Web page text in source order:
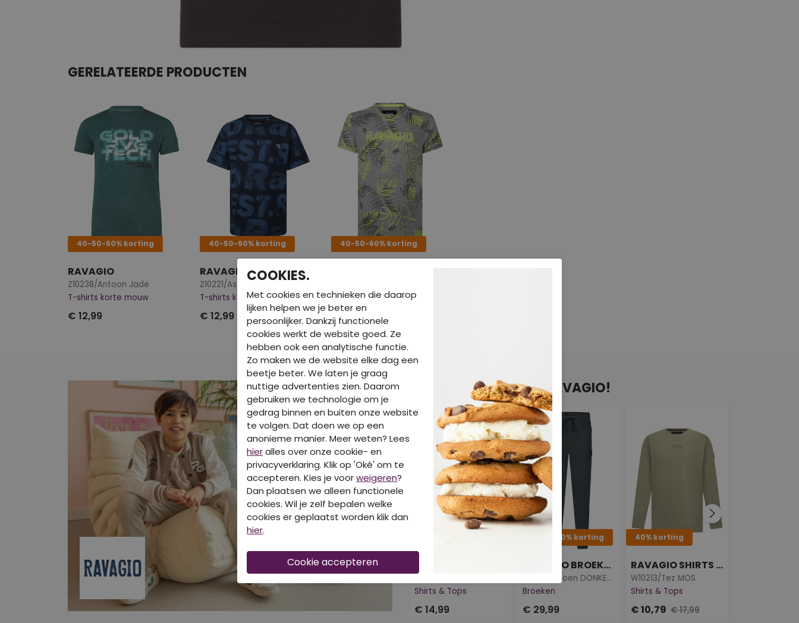
GERELATEERDE PRODUCTEN
40-50-60% korting
RAVAGIO
Z10238/Antoon Jade
T-shirts korte mouw
€ 12,99
40-50-60% korting
RAVAGIO
Z10221/Ash marine
T-shirts korte mouw
€ 12,99
40-50-60% korting
T-shirts korte mouw
€ 12,99
DIT IS OOK LEUK VAN RAVAGIO!
Shirts & Tops
€ 14,99
40-50-60% korting
RAVAGIO BROEKEN
Z10234/Asoen DONKER GROEN
Broeken
€ 29,99
40% korting
RAVAGIO SHIRTS & TOPS
W10213/Tez MOS
Shirts & Tops
€ 10,79 € 17,99
COOKIES.
Met cookies en technieken die daarop
lijken helpen we je beter en
persoonlijker. Dankzij functionele
cookies werkt de website goed. Ze
hebben ook een analytische functie.
Zo maken we de website elke dag een
beetje beter. We laten je graag
nuttige advertenties zien. Daarom
gebruiken we technologie om je
gedrag binnen en buiten onze website
te volgen. Dat doen we op een
anonieme manier. Meer weten? Lees
hieralles over onze cookie- en
privacyverklaring. Klik op 'Oké' om te
accepteren. Kies je voorweigeren?
Dan plaatsen we alleen functionele
cookies. Wil je zelf bepalen welke
cookies er geplaatst worden klik dan
hier.